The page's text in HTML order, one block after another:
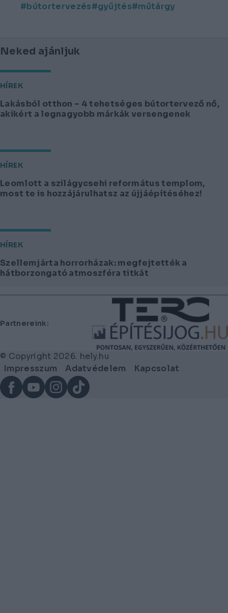
bútortervezés
gyűjtés műtárgy
Neked ajánljuk
HÍREK
Lakásból otthon – 4 tehetséges bútortervező nő,
akikért a legnagyobb márkák versengenek
HÍREK
Leomlott a szilágycsehi református templom,
most te is hozzájárulhatsz az újjáépítéséhez!
HÍREK
Szellemjárta horrorházak: megfejtették a
hátborzongató atmoszféra titkát
Lábléc
Partnereink:
© Copyright 2026. hely.hu
Lábléc
menü
Impresszum Adatvédelem
Kapcsolat
FacebookYouTubeInstagram